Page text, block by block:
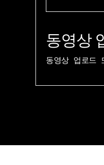
동영상
동영상 업로드